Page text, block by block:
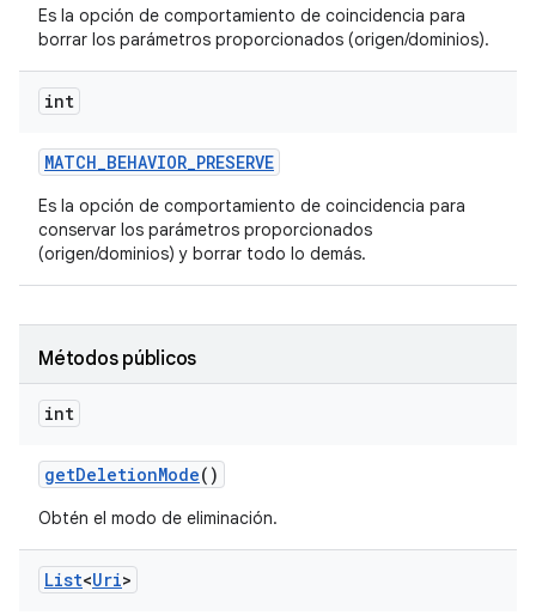
Es la opción de comportamiento de coincidencia para
borrar los parámetros proporcionados (origen/dominios).
int
MATCH_BEHAVIOR_PRESERVE
Es la opción de comportamiento de coincidencia para
conservar los parámetros proporcionados
(origen/dominios) y borrar todo lo demás.
Métodos públicos
int
getDeletionMode()
Obtén el modo de eliminación.
List<Uri>